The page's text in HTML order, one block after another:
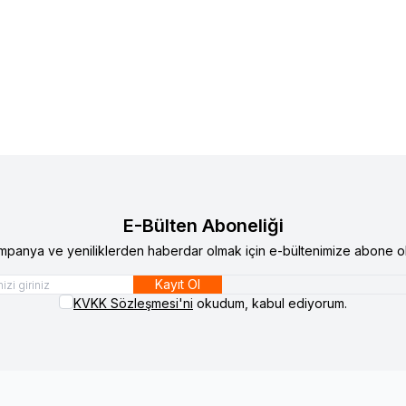
E-Bülten Aboneliği
ve yeniliklerden haberdar olmak için e-bültenimize abone
Kayıt Ol
KVKK Sözleşmesi'ni okudum, kabul ediyorum.